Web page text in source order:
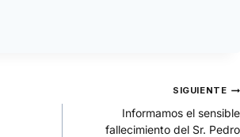
SIGUIENTE
Informamos el sensible
fallecimiento del Sr. Pedro